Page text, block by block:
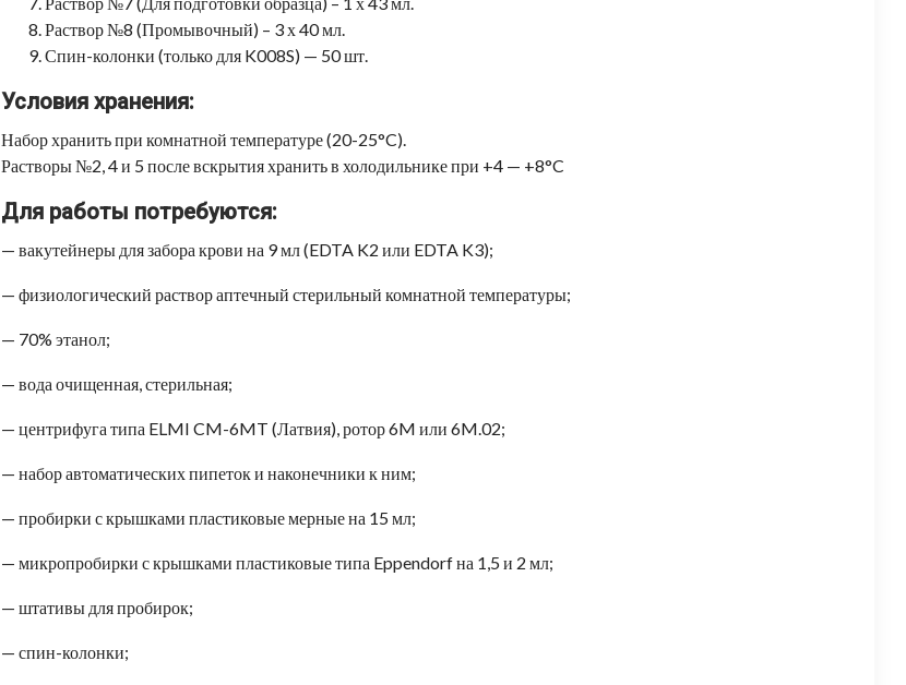
Раствор №8 (Промывочный) – 3 х 40 мл.
Спин-колонки (только для K008S) — 50 шт.
Условия хранения:
Набор хранить при комнатной температуре (20-25°C).
Растворы №2, 4 и 5 после вскрытия хранить в холодильнике при +4 — +8°C
Для работы потребуются:
— вакутейнеры для забора крови на 9 мл (EDTA K2 или EDTA K3);
— физиологический раствор аптечный стерильный комнатной температуры;
— 70% этанол;
— вода очищенная, стерильная;
— центрифуга типа ELMI CM-6MT (Латвия), ротор 6M или 6M.02;
— набор автоматических пипеток и наконечники к ним;
— пробирки с крышками пластиковые мерные на 15 мл;
— микропробирки с крышками пластиковые типа Eppendorf на 1,5 и 2 мл;
— штативы для пробирок;
— спин-колонки;